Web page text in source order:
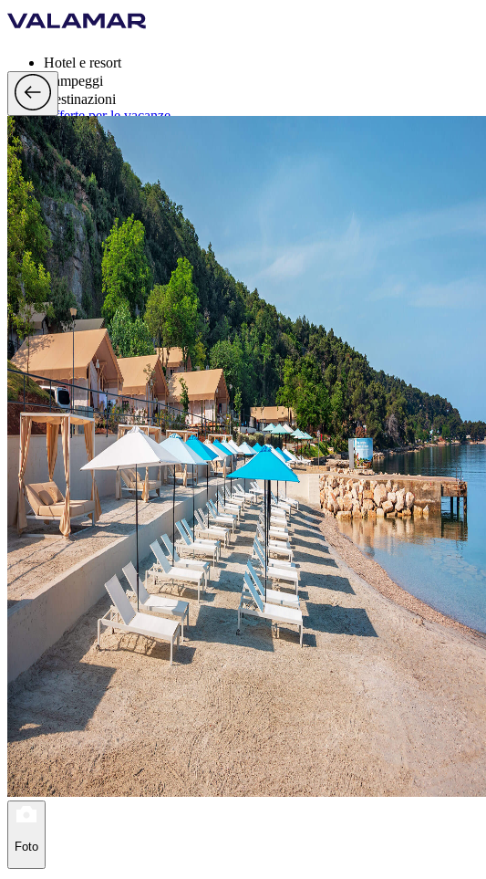
Hotel e resort
Campeggi
Destinazioni
Offerte per le vacanze
Valamar Rewards
Marchi
Di più
it, EUR
Foto